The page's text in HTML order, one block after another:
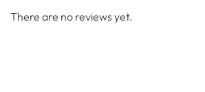
There are no reviews yet.